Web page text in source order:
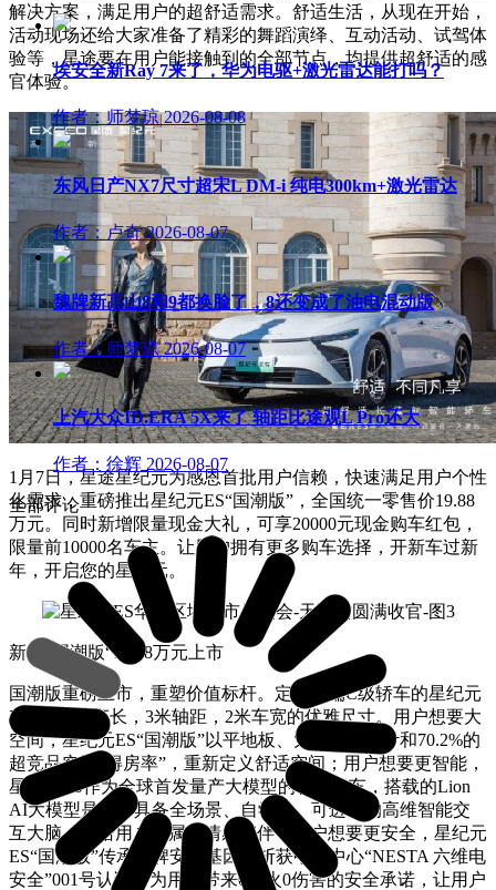
解决方案，满足用户的超舒适需求。舒适生活，从现在开始，
活动现场还给大家准备了精彩的舞蹈演绎、互动活动、试驾体
验等，星途要在用户能接触到的全部节点，均提供超舒适的感
官体验。
1月7日，星途星纪元为感恩首批用户信赖，快速满足用户个性
化需求，重磅推出星纪元ES“国潮版”，全国统一零售价19.88
万元。同时新增限量现金大礼，可享20000元现金购车红包，
限量前10000名车主。让用户拥有更多购车选择，开新车过新
年，开启您的星纪元。
新增”国潮版“19.88万元上市
国潮版重磅上市，重塑价值标杆。定位高端C级轿车的星纪元
ES拥有5米车长，3米轴距，2米车宽的优雅尺寸。用户想要大
空间，星纪元ES“国潮版”以平地板、大进深的设计和70.2%的
超竞品空间“得房率”，重新定义舒适空间；用户想要更智能，
星纪元ES作为全球首发量产大模型的智能轿车，搭载的Lion
AI大模型是一个具备全场景、自学习、可进化的高维智能交
互大脑，带给用户专属的情感陪伴；用户想要更安全，星纪元
ES“国潮版”传承品牌安全基因，斩获中汽中心“NESTA 六维电
安全”001号认证，为用户带来0起火0伤害的安全承诺，让用户
埃安全新Ray 7来了，华为电驱+激光雷达能打吗？
作者：师梦琼 2026-08-08
东风日产NX7尺寸超宋L DM-i 纯电300km+激光雷达
作者：卢奇 2026-08-07
魏牌新高山8和9都换脸了，8还变成了油电混动版
作者：师梦琼 2026-08-07
上汽大众ID.ERA 5X来了 轴距比途观L Pro还大
作者：徐辉 2026-08-07
全部评论